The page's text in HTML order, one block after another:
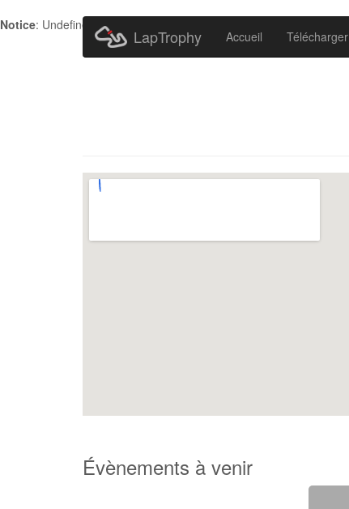
Notice: Undefined index: HTTP_ACCEPT_LANGUAGE in
LapTrophy Accueil Télécharger
Évènements à venir